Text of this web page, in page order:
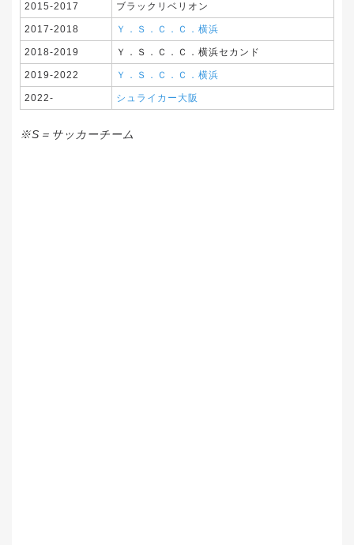
2015-2017 ブラックリベリオン
2017-2018 Ｙ．Ｓ．Ｃ．Ｃ．横浜
2018-2019 Ｙ．Ｓ．Ｃ．Ｃ．横浜セカンド
2019-2022 Ｙ．Ｓ．Ｃ．Ｃ．横浜
2022- シュライカー大阪
※S＝サッカーチーム